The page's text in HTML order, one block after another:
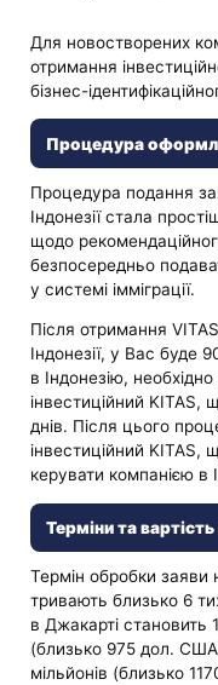
Для новостворених
отримання
бізнес-
Процедура
Процедура подання
Індонезії стала
щодо
безпосередньо
у системі імміграції.
Після отримання
Індонезії, у Вас буде
в Індонезію,
інвестиційний KITAS,
днів. Після цього
інвестиційний
керувати компанією в
Терміни та
Термін обробки заяви
тривають близько 6
в Джакарті становить
(близько 975 дол.
мільйонів (близько